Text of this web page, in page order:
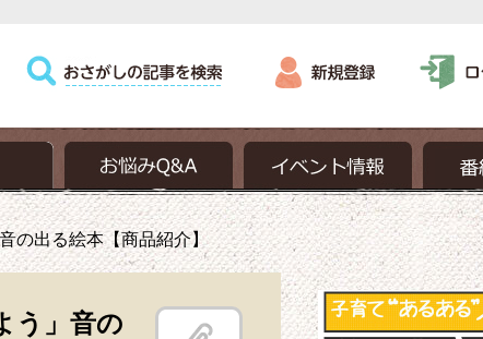
の出る絵本【商品紹介】
う」音の